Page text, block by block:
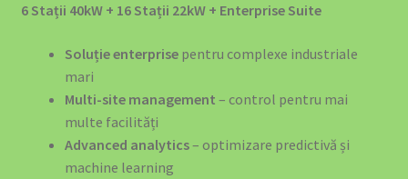
Top 5 Mașini Electrice România 2025
SOLUȚII EV PENTRU RESTAURANTE ȘI CAFENELE
SOLUȚII EV PENTRU PRIMĂRII ȘI INSTITUȚII PUBLICE
SOLUȚII EV PENTRU BIROURI ȘI COMPANII
6 Stații 40kW + 16 Stații 22kW + Enterprise Suite
Soluție enterprisepentru complexe industriale
mari
Multi-site management – control pentru mai
multe facilități
Advanced analytics– optimizare predictivă și
machine learning